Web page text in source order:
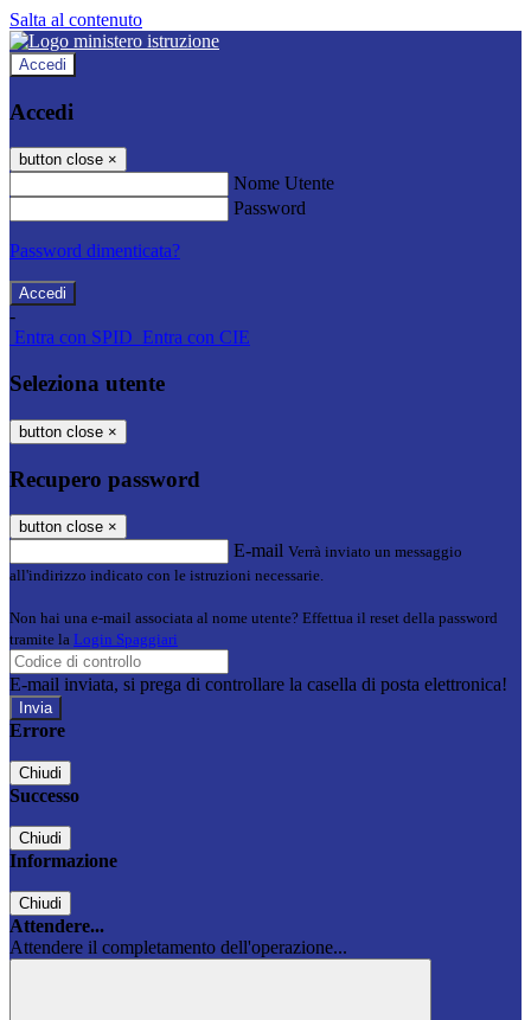
Salta al contenuto
Accedi
Accedi
button close ×
Nome Utente
Password
Password dimenticata?
-
Entra con SPID Entra con CIE
Seleziona utente
button close ×
Recupero password
button close ×
E-mail Verrà inviato un messaggio
all'indirizzo indicato con le istruzioni necessarie.
Non hai una e-mail associata al nome utente? Effettua il reset della password
tramite la Login Spaggiari
E-mail inviata, si prega di controllare la casella di posta elettronica!
Errore
Chiudi
Successo
Chiudi
Informazione
Chiudi
Attendere...
Attendere il completamento dell'operazione...